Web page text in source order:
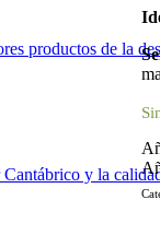
productos de la
y la